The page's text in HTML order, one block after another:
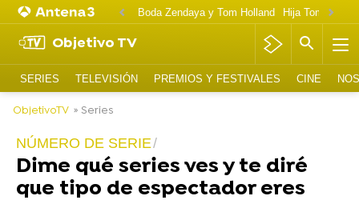
Boda Zendaya y Tom Holland Hija Tom
Objetivo TV
SERIES TELEVISIÓN PREMIOS Y FESTIVALES CINE
ObjetivoTV » Series
NÚMERO DE SERIE
Dime qué series ves y te diré
que tipo de espectador eres